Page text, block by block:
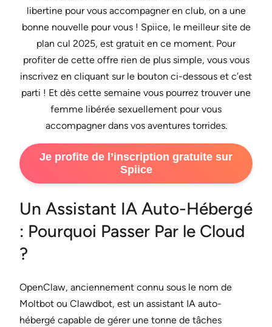
libertine pour vous accompagner en club, on a une
bonne nouvelle pour vous ! Spiice, le meilleur site de
plan cul 2025, est gratuit en ce moment. Pour
profiter de cette offre rien de plus simple, vous vous
inscrivez en cliquant sur le bouton ci-dessous et c’est
parti ! Et dès cette semaine vous pourrez trouver une
femme libérée sexuellement pour vous
accompagner dans vos aventures torrides.
Je profite de l’inscription gratuite sur
Spiice
Un Assistant IA Auto-Hébergé
: Pourquoi Passer Par le Cloud
?
OpenClaw, anciennement connu sous le nom de
Moltbot ou Clawdbot, est un assistant IA auto-
hébergé capable de gérer une tonne de tâches